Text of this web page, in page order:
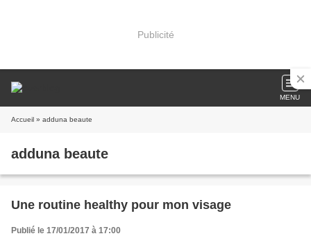
Publicité
MENU
Accueil » adduna beaute
adduna beaute
Une routine healthy pour mon visage
Publié le 17/01/2017 à 17:00